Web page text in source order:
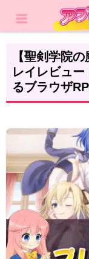
レ
【聖剣学院
レイレビュ
るブラウザ